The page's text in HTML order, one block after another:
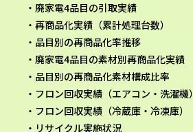
廃家電4品目の引取実績
再商品化実績（累計処理台数）
品目別の再商品化率推移
廃家電4品目の素材別再商品化実績
品目別の再商品化素材構成比率
フロン回収実績（エアコン・洗濯機）
フロン回収実績（冷蔵庫・冷凍庫）
リサイクル実施状況